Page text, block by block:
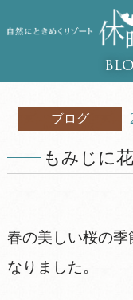
ブログ
もみじに
春の美しい桜の
なりました。